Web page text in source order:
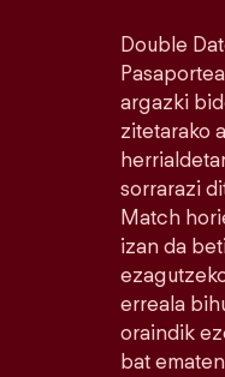
Double
argazki
zitetarako
sorrarazi
Match
izan da
erreala
oraindik
bat